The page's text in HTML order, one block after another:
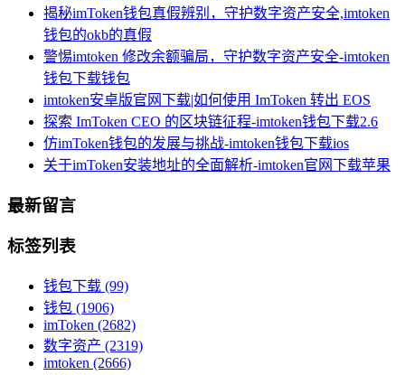
揭秘imToken钱包真假辨别，守护数字资产安全,imtoken
钱包的okb的真假
警惕imtoken 修改余额骗局，守护数字资产安全-imtoken
钱包下载钱包
imtoken安卓版官网下载|如何使用 ImToken 转出 EOS
探索 ImToken CEO 的区块链征程-imtoken钱包下载2.6
仿imToken钱包的发展与挑战-imtoken钱包下载ios
关于imToken安装地址的全面解析-imtoken官网下载苹果
最新留言
标签列表
钱包下载 (99)
钱包 (1906)
imToken (2682)
数字资产 (2319)
imtoken (2666)